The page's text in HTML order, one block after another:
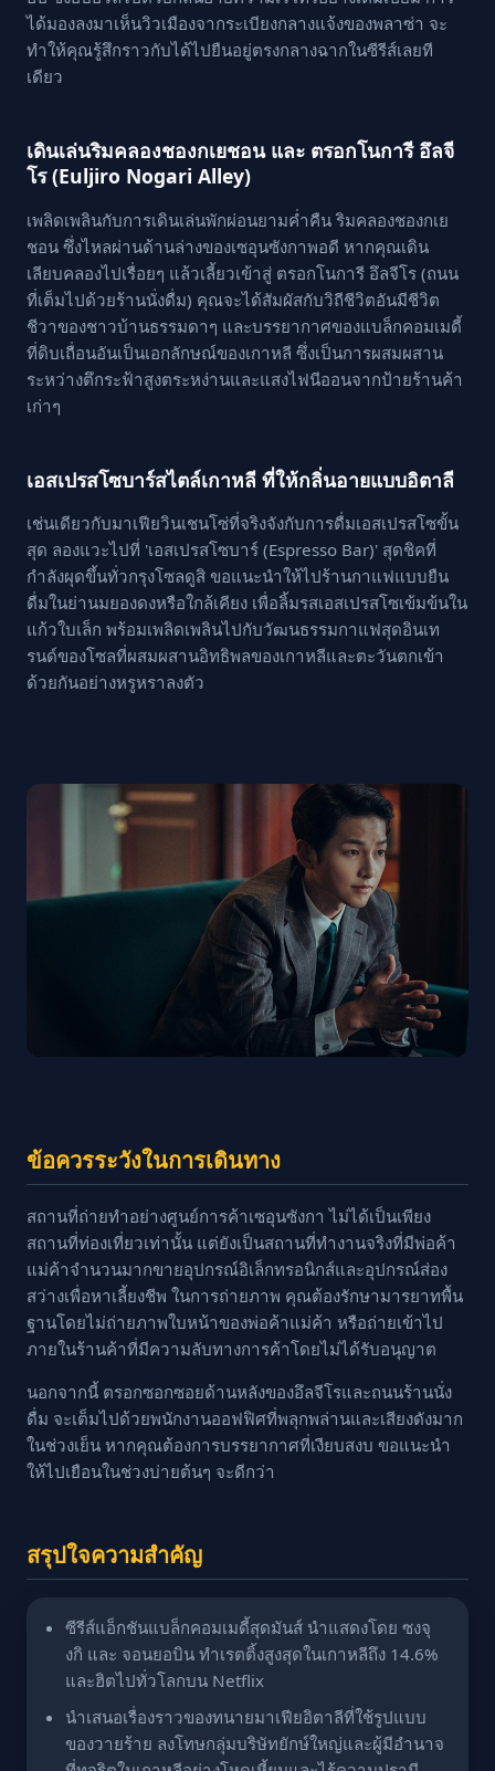
ได้มองลงมาเห็นวิวเมืองจากระเบียงกลางแจ้งของพลาซ่า จะ
ทำให้คุณรู้สึกราวกับได้ไปยืนอยู่ตรงกลางฉากในซีรีส์เลยที
เดียว
เดินเล่นริมคลองชองกเยชอน และ ตรอกโนการี อึลจี
โร (Euljiro Nogari Alley)
เพลิดเพลินกับการเดินเล่นพักผ่อนยามค่ำคืน ริมคลองชองกเย
ชอน ซึ่งไหลผ่านด้านล่างของเซอุนซังกาพอดี หากคุณเดิน
เลียบคลองไปเรื่อยๆ แล้วเลี้ยวเข้าสู่ ตรอกโนการี อึลจีโร (ถนน
ที่เต็มไปด้วยร้านนั่งดื่ม) คุณจะได้สัมผัสกับวิถีชีวิตอันมีชีวิต
ชีวาของชาวบ้านธรรมดาๆ และบรรยากาศของแบล็กคอมเมดี้
ที่ดิบเถื่อนอันเป็นเอกลักษณ์ของเกาหลี ซึ่งเป็นการผสมผสาน
ระหว่างตึกระฟ้าสูงตระหง่านและแสงไฟนีออนจากป้ายร้านค้า
เก่าๆ
เอสเปรสโซบาร์สไตล์เกาหลี ที่ให้กลิ่นอายแบบอิตาลี
เช่นเดียวกับมาเฟียวินเชนโซ่ที่จริงจังกับการดื่มเอสเปรสโซขั้น
สุด ลองแวะไปที่ 'เอสเปรสโซบาร์ (Espresso Bar)' สุดชิคที่
กำลังผุดขึ้นทั่วกรุงโซลดูสิ ขอแนะนำให้ไปร้านกาแฟแบบยืน
ดื่มในย่านมยองดงหรือใกล้เคียง เพื่อลิ้มรสเอสเปรสโซเข้มข้นใน
แก้วใบเล็ก พร้อมเพลิดเพลินไปกับวัฒนธรรมกาแฟสุดอินเท
รนด์ของโซลที่ผสมผสานอิทธิพลของเกาหลีและตะวันตกเข้า
ด้วยกันอย่างหรูหราลงตัว
ข้อควรระวังในการเดินทาง
สถานที่ถ่ายทำอย่างศูนย์การค้าเซอุนซังกา ไม่ได้เป็นเพียง
สถานที่ท่องเที่ยวเท่านั้น แต่ยังเป็นสถานที่ทำงานจริงที่มีพ่อค้า
แม่ค้าจำนวนมากขายอุปกรณ์อิเล็กทรอนิกส์และอุปกรณ์ส่อง
สว่างเพื่อหาเลี้ยงชีพ ในการถ่ายภาพ คุณต้องรักษามารยาทพื้น
ฐานโดยไม่ถ่ายภาพใบหน้าของพ่อค้าแม่ค้า หรือถ่ายเข้าไป
ภายในร้านค้าที่มีความลับทางการค้าโดยไม่ได้รับอนุญาต
นอกจากนี้ ตรอกซอกซอยด้านหลังของอึลจีโรและถนนร้านนั่ง
ดื่ม จะเต็มไปด้วยพนักงานออฟฟิศที่พลุกพล่านและเสียงดังมาก
ในช่วงเย็น หากคุณต้องการบรรยากาศที่เงียบสงบ ขอแนะนำ
ให้ไปเยือนในช่วงบ่ายต้นๆ จะดีกว่า
สรุปใจความสำคัญ
ซีรีส์แอ็กชันแบล็กคอมเมดี้สุดมันส์ นำแสดงโดย ซงจุ
งกิ และ จอนยอบิน ทำเรตติ้งสูงสุดในเกาหลีถึง 14.6%
และฮิตไปทั่วโลกบน Netflix
นำเสนอเรื่องราวของทนายมาเฟียอิตาลีที่ใช้รูปแบบ
ของวายร้าย ลงโทษกลุ่มบริษัทยักษ์ใหญ่และผู้มีอำนาจ